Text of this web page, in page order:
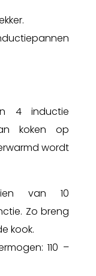
4 inductie
koken op
wordt
van 10
Zo breng
kook.
110 –